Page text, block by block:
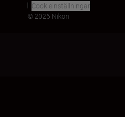
Cookieinställningar
© 2026 Nikon